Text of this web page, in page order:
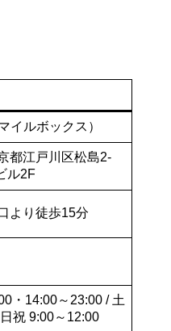
イルボックス）
都江戸川区松島2-
ル2F
より徒歩15分
・14:00～23:00 / 土
祝 9:00～12:00